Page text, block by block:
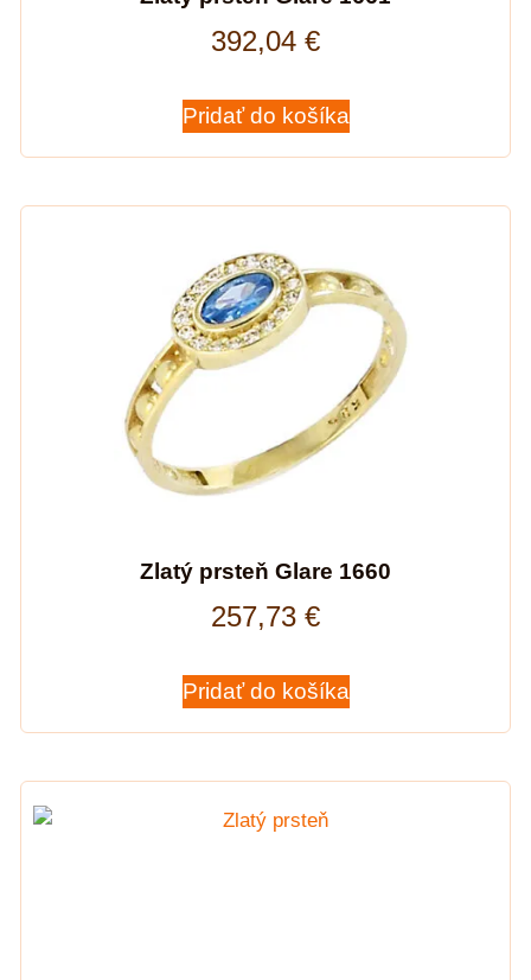
392,04 €
Pridať do košíka
Zlatý prsteň Glare 1660
257,73 €
Pridať do košíka